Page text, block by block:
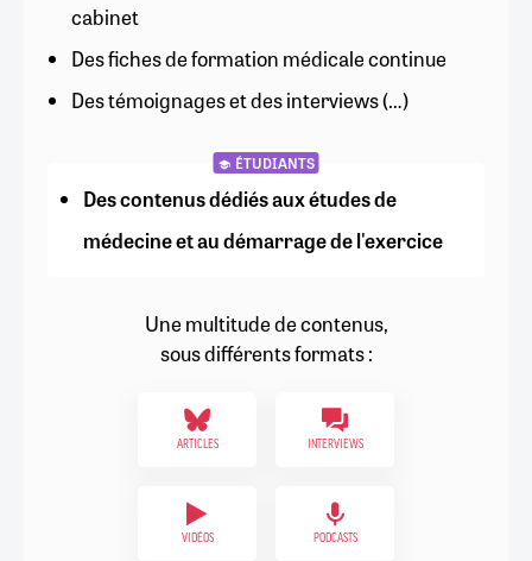
cabinet
Des fiches de formation médicale continue
Des témoignages et des interviews (…)
ÉTUDIANTS
Des contenus dédiés aux études de
médecine et au démarrage de l'exercice
Une multitude de contenus,
sous différents formats :
ARTICLES INTERVIEWS
VIDÉOS PODCASTS